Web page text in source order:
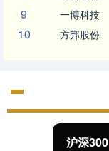
9 一博科技
10 方邦股份
沪深300